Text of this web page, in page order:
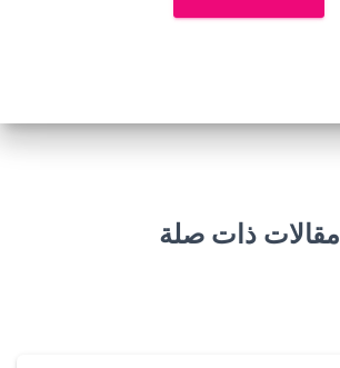
مقالات ذات صلة